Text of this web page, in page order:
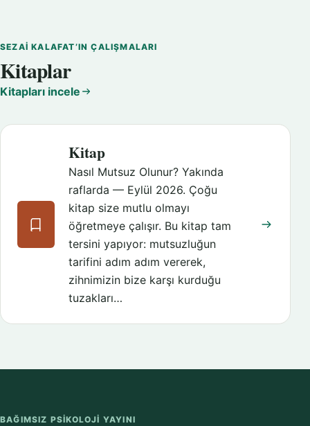
SEZAI KALAFAT’IN ÇALIŞMALARI
Kitaplar
Kitapları incele
Kitap
Nasıl Mutsuz Olunur? Yakında
raflarda — Eylül 2026. Çoğu
kitap size mutlu olmayı
öğretmeye çalışır. Bu kitap tam
tersini yapıyor: mutsuzluğun
tarifini adım adım vererek,
zihnimizin bize karşı kurduğu
tuzakları…
BAĞIMSIZ PSIKOLOJI YAYINI